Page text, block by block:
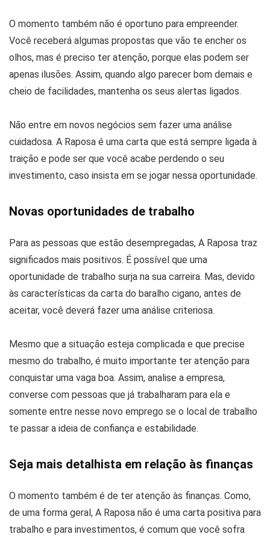
O momento também não é oportuno para empreender.
Você receberá algumas propostas que vão te encher os
olhos, mas é preciso ter atenção, porque elas podem ser
apenas ilusões. Assim, quando algo parecer bom demais e
cheio de facilidades, mantenha os seus alertas ligados.
Não entre em novos negócios sem fazer uma análise
cuidadosa. A Raposa é uma carta que está sempre ligada à
traição e pode ser que você acabe perdendo o seu
investimento, caso insista em se jogar nessa oportunidade.
Novas oportunidades de trabalho
Para as pessoas que estão desempregadas, A Raposa traz
significados mais positivos. É possível que uma
oportunidade de trabalho surja na sua carreira. Mas, devido
às características da carta do baralho cigano, antes de
aceitar, você deverá fazer uma análise criteriosa.
Mesmo que a situação esteja complicada e que precise
mesmo do trabalho, é muito importante ter atenção para
conquistar uma vaga boa. Assim, analise a empresa,
converse com pessoas que já trabalharam para ela e
somente entre nesse novo emprego se o local de trabalho
te passar a ideia de confiança e estabilidade.
Seja mais detalhista em relação às finanças
O momento também é de ter atenção às finanças. Como,
de uma forma geral, A Raposa não é uma carta positiva para
trabalho e para investimentos, é comum que você sofra